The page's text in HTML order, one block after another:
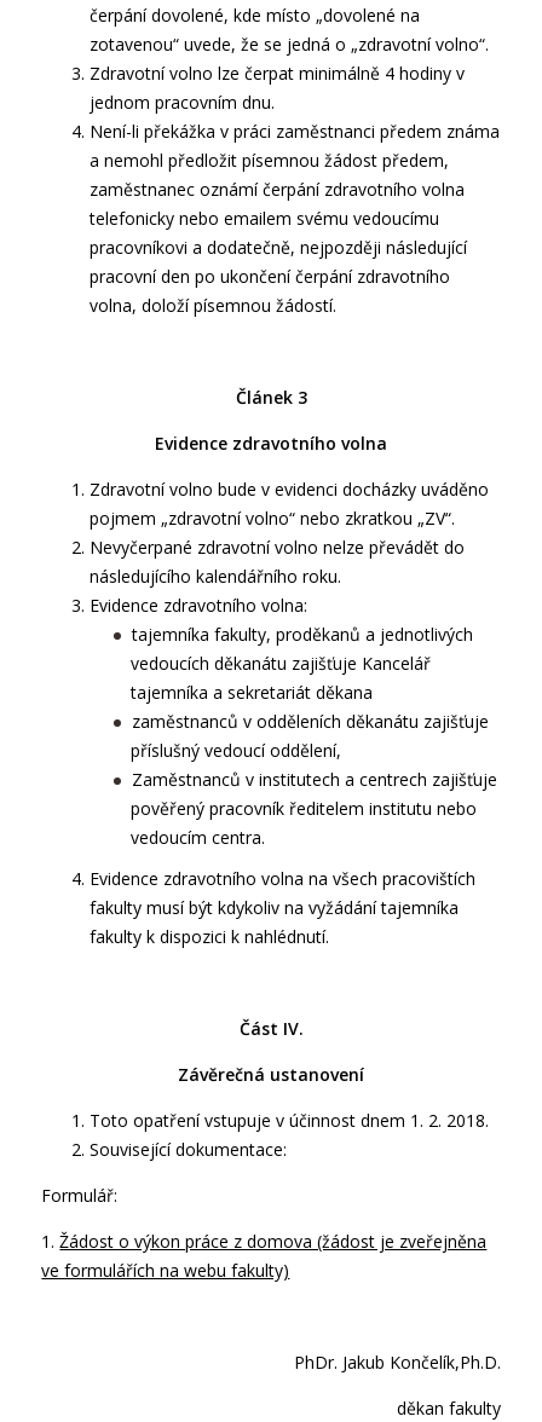
čerpání dovolené, kde místo „dovolené na
zotavenou“ uvede, že se jedná o „zdravotní volno“.
Zdravotní volno lze čerpat minimálně 4 hodiny v
jednom pracovním dnu.
Není-li překážka v práci zaměstnanci předem známa
a nemohl předložit písemnou žádost předem,
zaměstnanec oznámí čerpání zdravotního volna
telefonicky nebo emailem svému vedoucímu
pracovníkovi a dodatečně, nejpozději následující
pracovní den po ukončení čerpání zdravotního
volna, doloží písemnou žádostí.
Článek 3
Evidence zdravotního volna
Zdravotní volno bude v evidenci docházky uváděno
pojmem „zdravotní volno“ nebo zkratkou „ZV“.
Nevyčerpané zdravotní volno nelze převádět do
následujícího kalendářního roku.
Evidence zdravotního volna:
tajemníka fakulty, proděkanů a jednotlivých
vedoucích děkanátu zajišťuje Kancelář
tajemníka a sekretariát děkana
zaměstnanců v odděleních děkanátu zajišťuje
příslušný vedoucí oddělení,
Zaměstnanců v institutech a centrech zajišťuje
pověřený pracovník ředitelem institutu nebo
vedoucím centra.
Evidence zdravotního volna na všech pracovištích
fakulty musí být kdykoliv na vyžádání tajemníka
fakulty k dispozici k nahlédnutí.
Část IV.
Závěrečná ustanovení
Toto opatření vstupuje v účinnost dnem 1. 2. 2018.
Související dokumentace:
Formulář:
1. Žádost o výkon práce z domova (žádost je zveřejněna
ve formulářích na webu fakulty)
PhDr. Jakub Končelík,Ph.D.
děkan fakulty